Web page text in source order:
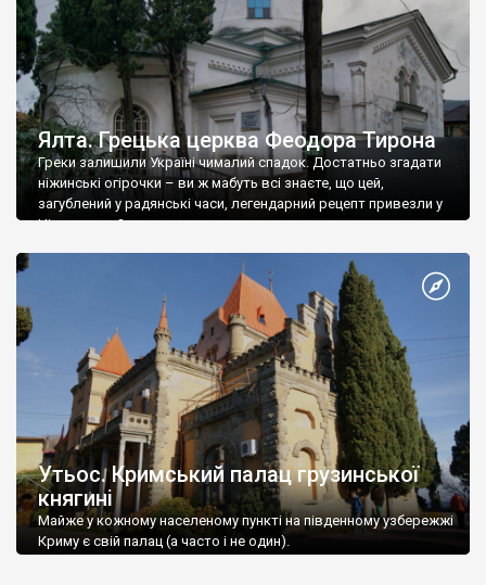
Ялта. Грецька церква Феодора Тирона
Греки залишили Україні чималий спадок. Достатньо згадати
ніжинські огірочки – ви ж мабуть всі знаєте, що цей,
загублений у радянські часи, легендарний рецепт привезли у
Ніжин греки?
Утьос. Кримський палац грузинської
княгині
Майже у кожному населеному пункті на південному узбережжі
Криму є свій палац (а часто і не один).